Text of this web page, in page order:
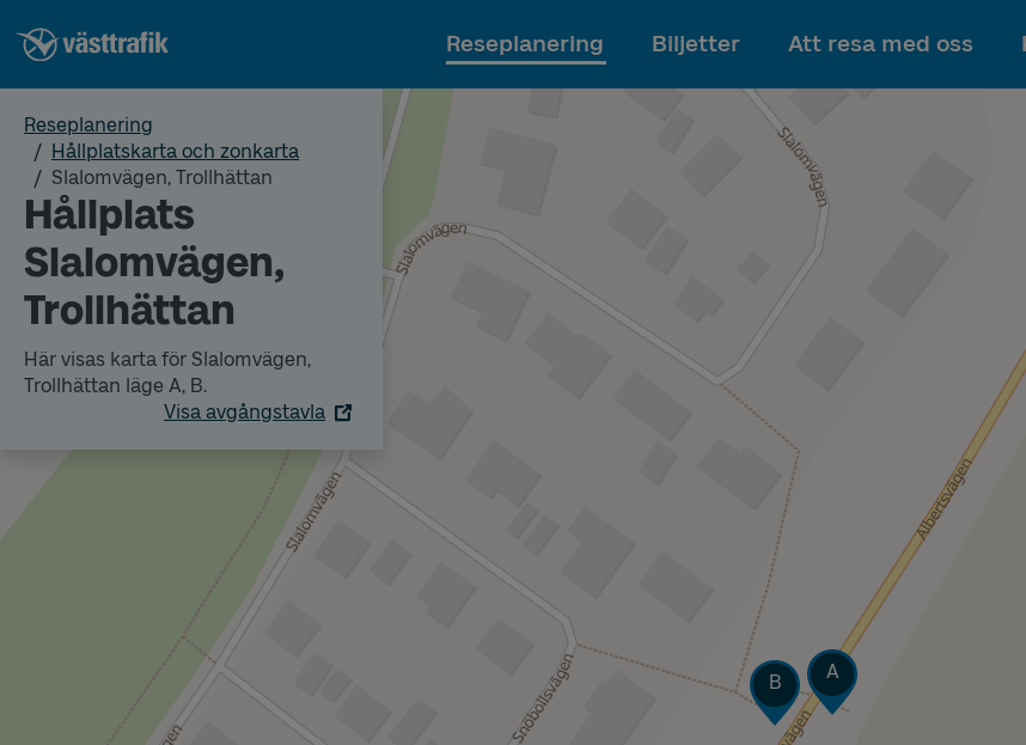
Till innehållet
Reseplanering Biljetter Att resa med oss
Reseplanering
Hållplatskarta och zonkarta
Slalomvägen, Trollhättan
Hållplats
Slalomvägen,
Trollhättan
Här visas karta för Slalomvägen,
Trollhättan läge A, B.
Visa avgångstavla
Läge
A
Läge
B